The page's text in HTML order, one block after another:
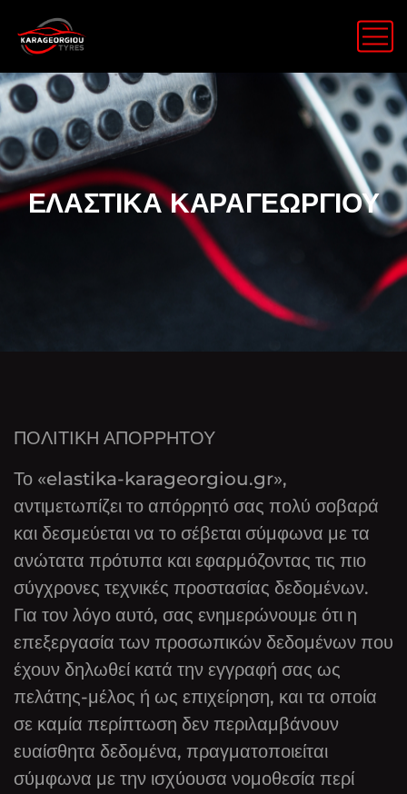
ΕΛΑΣΤΙΚΑ ΚΑΡΑΓΕΩΡΓΙΟΥ
ΠΟΛΙΤΙΚΗ ΑΠΟΡΡΗΤΟΥ
Το «elastika-karageorgiou.gr»,
αντιμετωπίζει το απόρρητό σας πολύ σοβαρά
και δεσμεύεται να το σέβεται σύμφωνα με τα
ανώτατα πρότυπα και εφαρμόζοντας τις πιο
σύγχρονες τεχνικές προστασίας δεδομένων.
Για τον λόγο αυτό, σας ενημερώνουμε ότι η
επεξεργασία των προσωπικών δεδομένων που
έχουν δηλωθεί κατά την εγγραφή σας ως
πελάτης-μέλος ή ως επιχείρηση, και τα οποία
σε καμία περίπτωση δεν περιλαμβάνουν
ευαίσθητα δεδομένα, πραγματοποιείται
σύμφωνα με την ισχύουσα νομοθεσία περί